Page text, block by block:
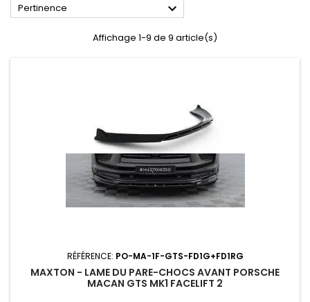
Pertinence 
Affichage 1-9 de 9 article(s)
RÉFÉRENCE: PO-MA-1F-GTS-FD1G+FD1RG
MAXTON - LAME DU PARE-CHOCS AVANT PORSCHE
MACAN GTS MK1 FACELIFT 2